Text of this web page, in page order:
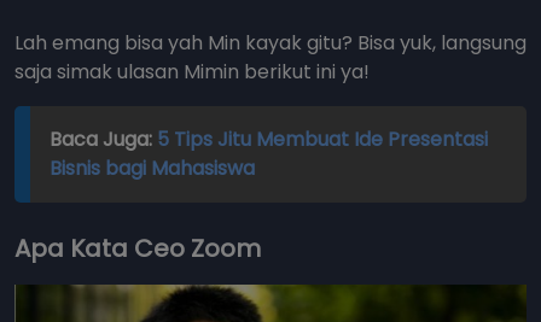
Lah emang bisa yah Min kayak gitu? Bisa yuk, langsung
saja simak ulasan Mimin berikut ini ya!
Baca Juga: 5 Tips Jitu Membuat Ide Presentasi
Bisnis bagi Mahasiswa
Apa Kata Ceo Zoom